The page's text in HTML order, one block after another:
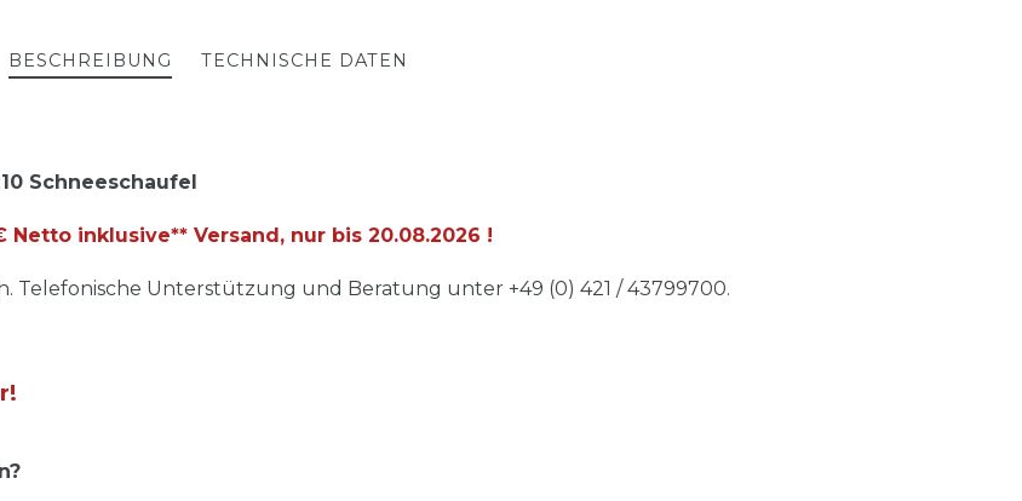
BESCHREIBUNG TECHNISCHE DATEN
Schneeschaufel
€ Netto inklusive** Versand, nur bis 20.08.2026 !
Telefonische Unterstützung und Beratung unter +49 (0) 421 / 43799700.